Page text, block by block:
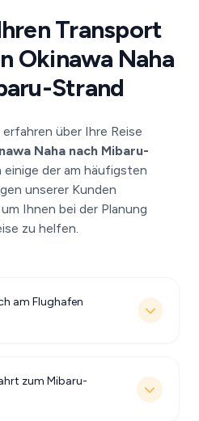
Transport
Okinawa Naha
Strand
über Ihre Reise
Naha nach Mibaru-
einige der am häufigsten
unserer Kunden
Ihnen bei der Planung
zu helfen.
am Flughafen
zum Mibaru-